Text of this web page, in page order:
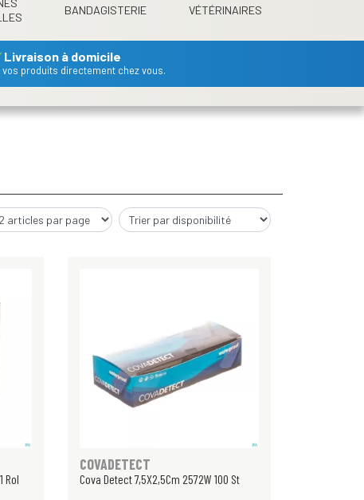
BANDAGISTERIE VÉTÉRINAIRES
Livraison à domicile
produits directement chez vous.
Rol
COVADETECT
Cova Detect 7,5X2,5Cm 2572W 100 St